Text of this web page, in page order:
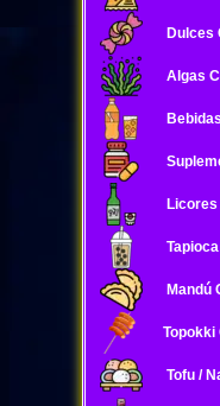
Dulces
Algas
Licores
Mandú
Topokki
Tofu /